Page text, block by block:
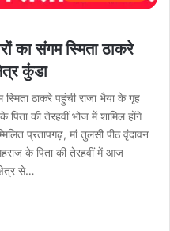
का संगम स्मिता ठाकरे
कुंडा
ठाकरे पहुंची राजा भैया के गृह
पिता की तेरहवीं भोज में शामिल होंगे
प्रतापगढ़, मां तुलसी पीठ वृंदावन
के पिता की तेरहवीं में आज
से…